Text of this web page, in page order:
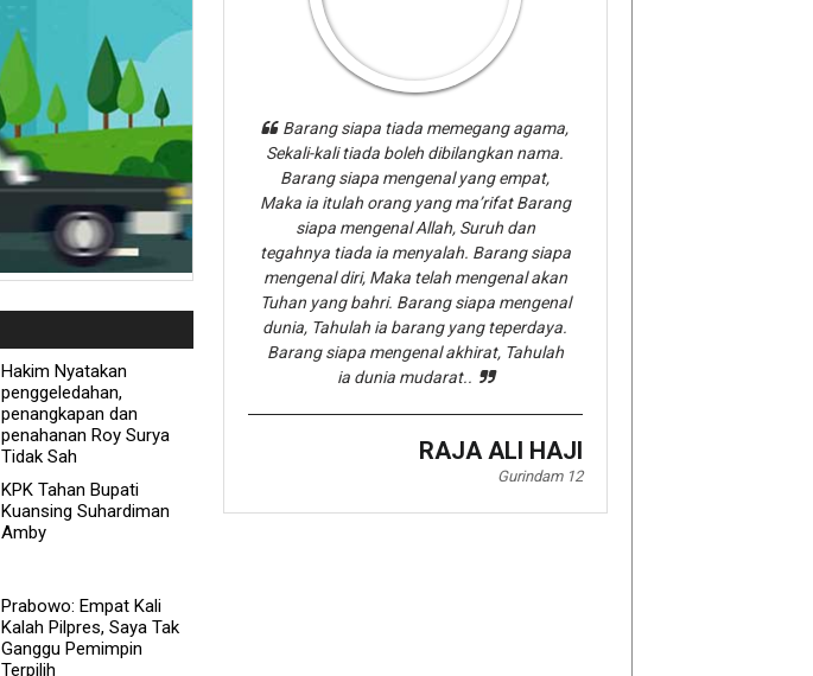
Hakim Nyatakan
penggeledahan,
penangkapan dan
penahanan Roy Surya
Tidak Sah
KPK Tahan Bupati
Kuansing Suhardiman
Amby
Prabowo: Empat Kali
Kalah Pilpres, Saya Tak
Ganggu Pemimpin
Terpilih
Barang siapa tiada memegang agama,
Sekali-kali tiada boleh dibilangkan nama.
Barang siapa mengenal yang empat,
Maka ia itulah orang yang ma’rifat Barang
siapa mengenal Allah, Suruh dan
tegahnya tiada ia menyalah. Barang siapa
mengenal diri, Maka telah mengenal akan
Tuhan yang bahri. Barang siapa mengenal
dunia, Tahulah ia barang yang teperdaya.
Barang siapa mengenal akhirat, Tahulah
ia dunia mudarat..
RAJA ALI HAJI
Gurindam 12